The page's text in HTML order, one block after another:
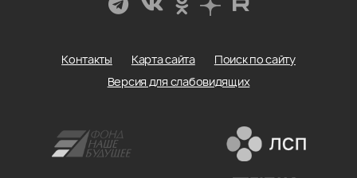
Контакты Карта сайта
Поиск по сайту
Версия для слабовидящих